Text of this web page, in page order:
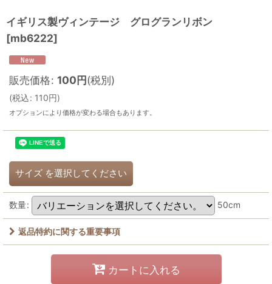
イギリス製ヴィンテージ グログランリボン
[mb6222]
販売価格: 100円(税別)
(税込: 110円)
オプションにより価格が変わる場合もあります。
サイズ を選択してください
数量: 50cm
返品特約に関する重要事項
カートに入れる